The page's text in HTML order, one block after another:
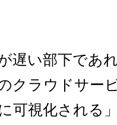
遅い部下であ
クラウドサー
可視化される